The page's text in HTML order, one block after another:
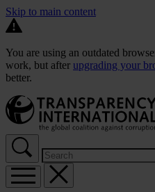
Skip to main content
You are using an outdated
work, but after upgrading your
better.